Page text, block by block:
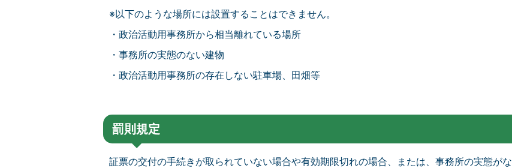
※以下のような場所には設置することはできません。
・政治活動用事務所から相当離れている場所
・事務所の実態のない建物
・政治活動用事務所の存在しない駐車場、田畑等
罰則規定
証票の交付の手続きが取られていない場合や有効期限切れの場合、または、事務所の実態がな